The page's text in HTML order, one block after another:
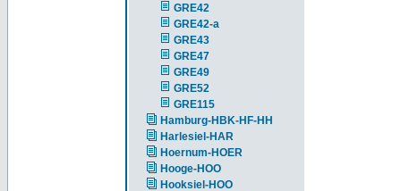
GRE42
GRE42-a
GRE43
GRE47
GRE49
GRE52
GRE115
Hamburg-HBK-HF-HH
Harlesiel-HAR
Hoernum-HOER
Hooge-HOO
Hooksiel-HOO